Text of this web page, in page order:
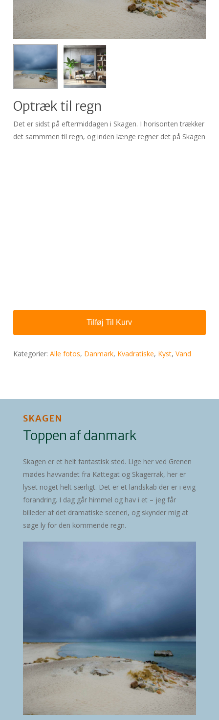
Optræk til regn
Det er sidst på eftermiddagen i Skagen. I horisonten trækker
det sammmen til regn, og inden længe regner det på Skagen
Tilføj Til Kurv
Kategorier: Alle fotos, Danmark, Kvadratiske, Kyst, Vand
SKAGEN
Toppen af danmark
Skagen er et helt fantastisk sted. Lige her ved Grenen
mødes havvandet fra Kattegat og Skagerrak, her er
lyset noget helt særligt. Det er et landskab der er i evig
forandring. I dag går himmel og hav i et – jeg får
billeder af det dramatiske sceneri, og skynder mig at
søge ly for den kommende regn.